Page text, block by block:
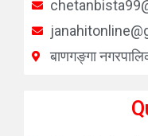
बाणगङ्गा